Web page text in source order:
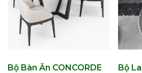
Bộ Bàn Ăn CONCORDE Bộ